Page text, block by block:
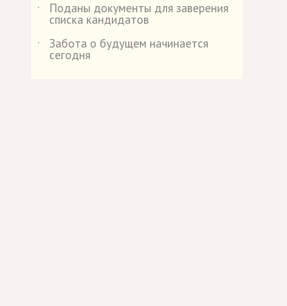
˙
️Поданы документы для заверения
списка кандидатов
˙
Забота о будущем начинается
сегодня